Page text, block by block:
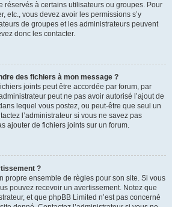
réservés à certains utilisateurs ou groupes. Pour
etc., vous devez avoir les permissions s’y
de groupes et les administrateurs peuvent
donc les contacter.
des fichiers à mon message ?
joints peut être accordée par forum, par
peut ne pas avoir autorisé l’ajout de
lequel vous postez, ou peut-être que seul un
l’administrateur si vous ne savez pas
ajouter de fichiers joints sur un forum.
?
propre ensemble de règles pour son site. Si vous
pouvez recevoir un avertissement. Notez que
et que phpBB Limited n’est pas concerné